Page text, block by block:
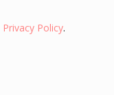
Privacy Policy.